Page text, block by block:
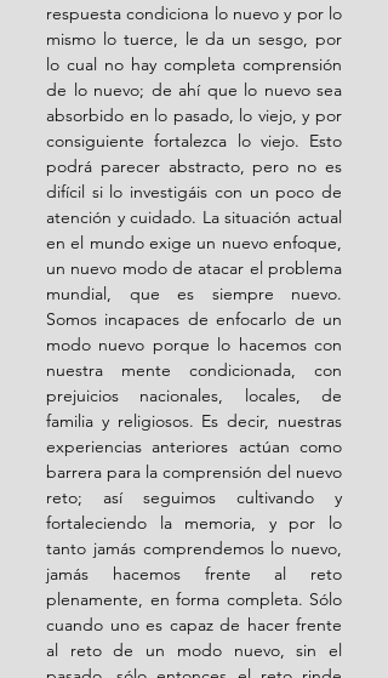
respuesta condiciona lo nuevo y por lo
mismo lo tuerce, le da un sesgo, por
lo cual no hay completa comprensión
de lo nuevo; de ahí que lo nuevo sea
absorbido en lo pasado, lo viejo, y por
consiguiente fortalezca lo viejo. Esto
podrá parecer abstracto, pero no es
difícil si lo investigáis con un poco de
atención y cuidado. La situación actual
en el mundo exige un nuevo enfoque,
un nuevo modo de atacar el problema
mundial, que es siempre nuevo.
Somos incapaces de enfocarlo de un
modo nuevo porque lo hacemos con
nuestra mente condicionada, con
prejuicios nacionales, locales, de
familia y religiosos. Es decir, nuestras
experiencias anteriores actúan como
barrera para la comprensión del nuevo
reto; así seguimos cultivando y
fortaleciendo la memoria, y por lo
tanto jamás comprendemos lo nuevo,
jamás hacemos frente al reto
plenamente, en forma completa. Sólo
cuando uno es capaz de hacer frente
al reto de un modo nuevo, sin el